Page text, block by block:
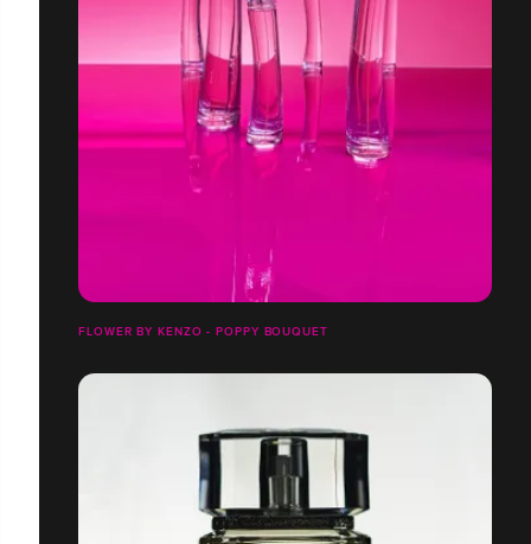
FLOWER BY KENZO - POPPY BOUQUET